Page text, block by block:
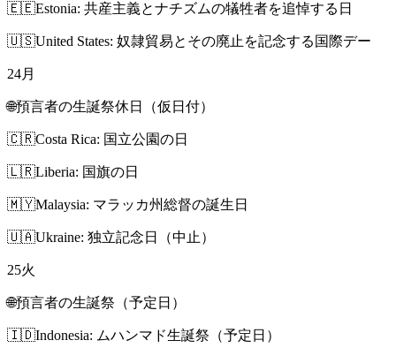
🇪🇪Estonia: 共産主義とナチズムの犠牲者を追悼する日
🇺🇸United States: 奴隷貿易とその廃止を記念する国際デー
24月
🌐預言者の生誕祭休日（仮日付）
🇨🇷Costa Rica: 国立公園の日
🇱🇷Liberia: 国旗の日
🇲🇾Malaysia: マラッカ州総督の誕生日
🇺🇦Ukraine: 独立記念日（中止）
25火
🌐預言者の生誕祭（予定日）
🇮🇩Indonesia: ムハンマド生誕祭（予定日）